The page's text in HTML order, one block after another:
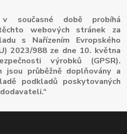
v současné době probíhá
webových stránek za
s Nařízením Evropského
2023/988 ze dne 10. května
výrobků (GPSR).
jsou průběžně doplňovány a
podkladů poskytovaných